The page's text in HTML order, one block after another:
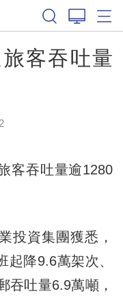
客吞吐量
吞吐量逾1280
資集團獲悉，
降9.6萬架次、
吞吐量6.9萬噸，